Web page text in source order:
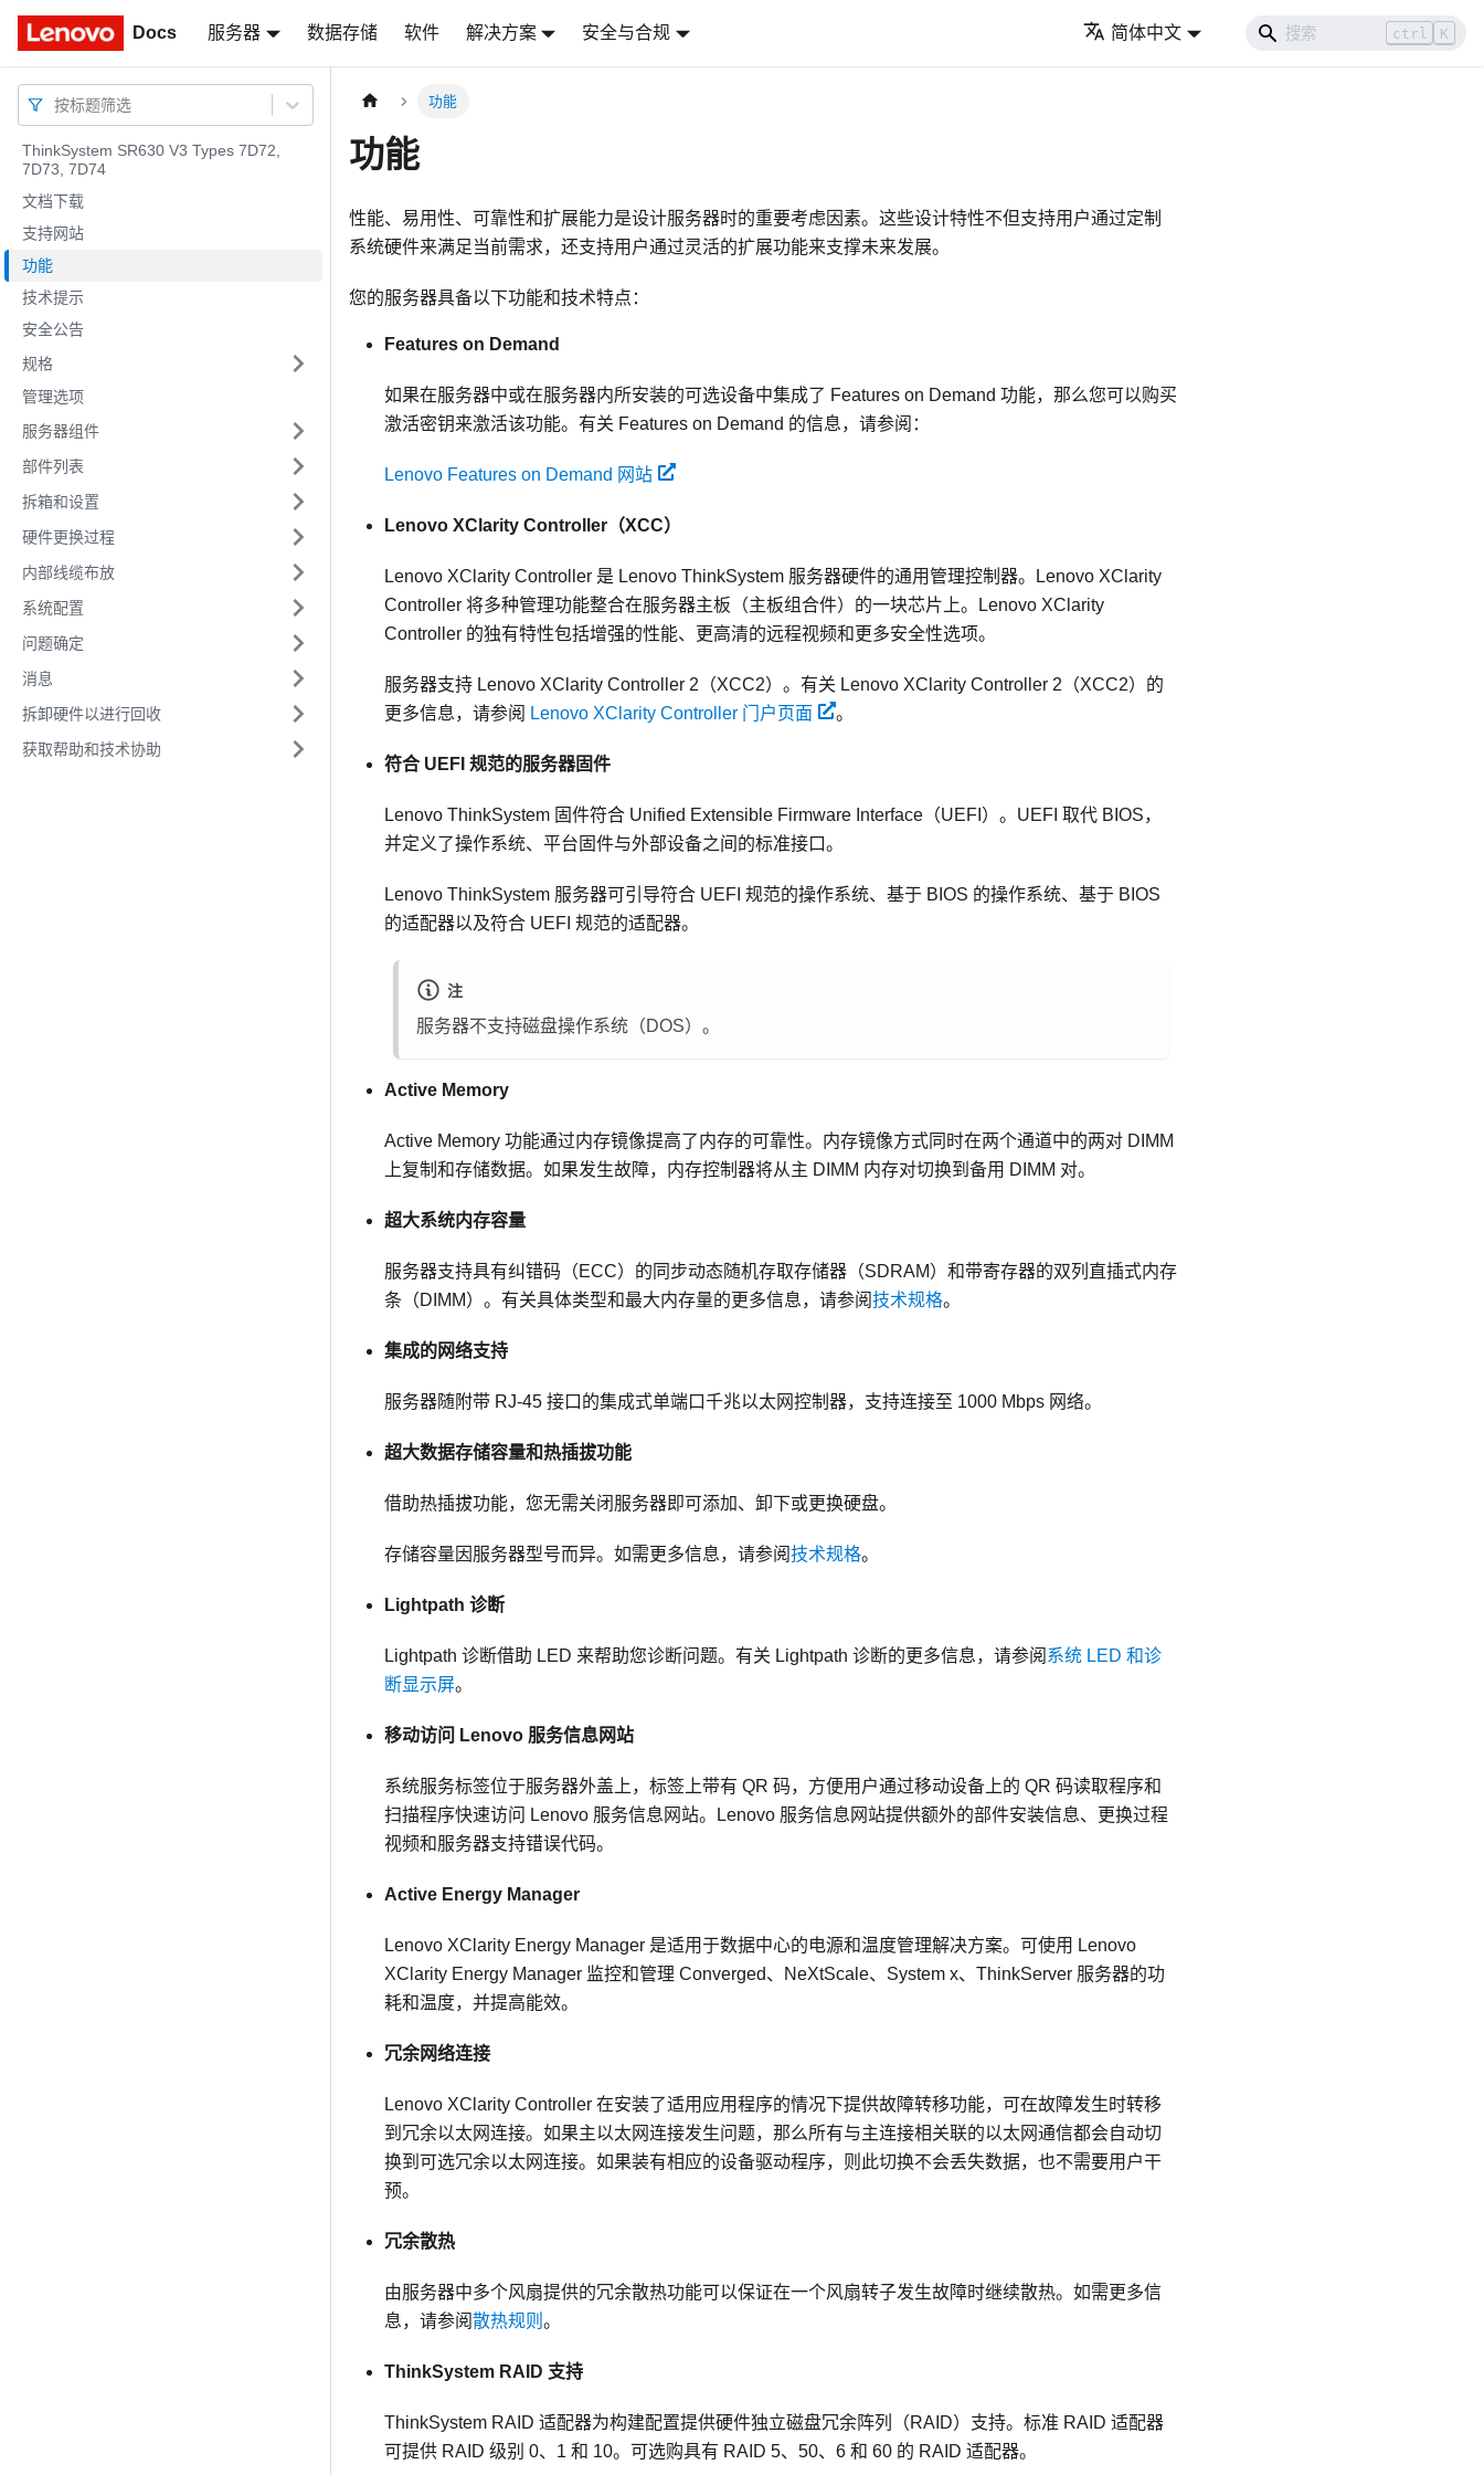
Docs 服务器 数据存储 软件 解决方案 安全与合规 简体中文 ctrl K
Docs
按标题筛选
ThinkSystem SR630 V3 Types 7D72,
7D73, 7D74
文档下载
支持网站
功能
技术提示
安全公告
规格
管理选项
服务器组件
部件列表
拆箱和设置
硬件更换过程
内部线缆布放
系统配置
问题确定
消息
拆卸硬件以进行回收
获取帮助和技术协助
功能
功能
性能、易用性、可靠性和扩展能力是设计服务器时的重要考虑因素。这些设计特性不但支持用户通过定制
系统硬件来满足当前需求，还支持用户通过灵活的扩展功能来支撑未来发展。
您的服务器具备以下功能和技术特点：
Features on Demand
如果在服务器中或在服务器内所安装的可选设备中集成了 Features on Demand 功能，那么您可以购买
激活密钥来激活该功能。有关 Features on Demand 的信息，请参阅：
Lenovo Features on Demand 网站
Lenovo XClarity Controller （XCC）
Lenovo XClarity Controller 是 Lenovo ThinkSystem 服务器硬件的通用管理控制器。
Lenovo XClarity
Controller 将多种管理功能整合在服务器主板（主板组合件）的一块芯片上。
Lenovo XClarity
Controller 的独有特性包括增强的性能、更高清的远程视频和更多安全性选项。
服务器支持 Lenovo XClarity Controller 2（XCC2）。有关 Lenovo XClarity Controller 2（XCC2）的
更多信息，请参阅 Lenovo XClarity Controller 门户页面 。
符合 UEFI 规范的服务器固件
Lenovo ThinkSystem 固件符合 Unified Extensible Firmware Interface（UEFI）。UEFI 取代 BIOS，
并定义了操作系统、平台固件与外部设备之间的标准接口。
Lenovo ThinkSystem 服务器可引导符合 UEFI 规范的操作系统、基于 BIOS 的操作系统、基于 BIOS
的适配器以及符合 UEFI 规范的适配器。
注
服务器不支持磁盘操作系统（DOS）。
Active Memory
Active Memory 功能通过内存镜像提高了内存的可靠性。内存镜像方式同时在两个通道中的两对 DIMM
上复制和存储数据。如果发生故障，内存控制器将从主 DIMM 内存对切换到备用 DIMM 对。
超大系统内存容量
服务器支持具有纠错码（ECC）的同步动态随机存取存储器（SDRAM）和带寄存器的双列直插式内存
条（DIMM）。有关具体类型和最大内存量的更多信息，请参阅技术规格。
集成的网络支持
服务器随附带 RJ-45 接口的集成式单端口千兆以太网控制器，支持连接至 1000 Mbps 网络。
超大数据存储容量和热插拔功能
借助热插拔功能，您无需关闭服务器即可添加、卸下或更换硬盘。
存储容量因服务器型号而异。如需更多信息，请参阅技术规格。
Lightpath 诊断
Lightpath 诊断借助 LED 来帮助您诊断问题。有关 Lightpath 诊断的更多信息，请参阅 系统 LED 和诊
断显示屏。
移动访问 Lenovo 服务信息网站
系统服务标签位于服务器外盖上，标签上带有 QR 码，方便用户通过移动设备上的 QR 码读取程序和
扫描程序快速访问 Lenovo 服务信息网站。Lenovo 服务信息网站提供额外的部件安装信息、更换过程
视频和服务器支持错误代码。
Active Energy Manager
Lenovo XClarity Energy Manager 是适用于数据中心的电源和温度管理解决方案。可使用 Lenovo
XClarity Energy Manager 监控和管理 Converged、NeXtScale、System x、ThinkServer 服务器的功
耗和温度，并提高能效。
冗余网络连接
Lenovo XClarity Controller 在安装了适用应用程序的情况下提供故障转移功能，可在故障发生时转移
到冗余以太网连接。如果主以太网连接发生问题，那么所有与主连接相关联的以太网通信都会自动切
换到可选冗余以太网连接。如果装有相应的设备驱动程序，则此切换不会丢失数据，也不需要用户干
预。
冗余散热
由服务器中多个风扇提供的冗余散热功能可以保证在一个风扇转子发生故障时继续散热。如需更多信
息，请参阅散热规则 。
ThinkSystem RAID 支持
ThinkSystem RAID 适配器为构建配置提供硬件独立磁盘冗余阵列（RAID）支持。标准 RAID 适配器
可提供 RAID 级别 0、1 和 10。可选购具有 RAID 5、50、6 和 60 的 RAID 适配器。